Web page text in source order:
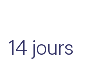
14 jours